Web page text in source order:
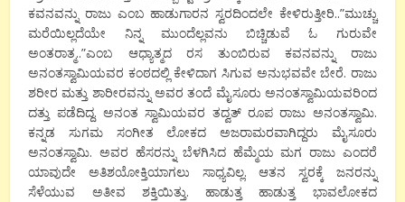
ಕವನವನ್ನು ರಾಜು ಎಂಬ ಹಾಡುಗಾರನ ಸ್ವರದಿಂದಲೇ ಕೇಳಿರುತ್ತೀರಿ..”ಮುಚ್ಚು
ಮರೆಯಿಲ್ಲದೆಯೇ ನಿನ್ನ ಮುಂದೆಲ್ಲವನು ಬಿಚ್ಚಿಡುವೆ ಓ ಗುರುವೇ
ಅಂತರಾತ್ಮ..”ಎಂಬ ಆಧ್ಯಾತ್ಮದ ರಸ ತುಂಬಿರುವ ಕವನವನ್ನು ರಾಜು
ಅನಂತಸ್ವಾಮಿಯವರ ಕಂಠದಲ್ಲಿ ಕೇಳಿದಾಗ ಸಿಗುವ ಅನುಭವವೇ ಬೇರೆ. ರಾಜು
ಶರೀರ ಮತ್ತು ಶಾರೀರವನ್ನು ಅವರ ತಂದೆ ಮೈಸೂರು ಅನಂತಸ್ವಾಮಿಯವರಿಂದ
ದತ್ತು ಪಡೆದಿದ್ದ. ಅನಂತ ಸ್ವಾಮಿಯವರ ತದ್ವತ್ ರೂಪ ರಾಜು ಅನಂತಸ್ವಾಮಿ.
ಕನ್ನಡ ಸುಗಮ ಸಂಗೀತ ಲೋಕದ ಅಜರಾಮರವಾಗಿದ್ದರು ಮೈಸೂರು
ಅನಂತಸ್ವಾಮಿ. ಅವರ ಹೆಸರನ್ನು ಬೆಳಗಿಸಿದ ಹೆಮ್ಮೆಯ ಮಗ ರಾಜು ಎಂದರೆ
ಯಾವುದೇ ಅತಿಶಯೋಕ್ತಿಯಾಗಲು ಸಾಧ್ಯವಿಲ್ಲ. ಆತನ ಸ್ವರಕ್ಕೆ ಜನರನ್ನು
ಸೆಳೆಯುವ ಅತೀವ ಶಕ್ತಿಯಿತ್ತು. ಹಾಡುತ್ತ ಹಾಡುತ್ತ ಭಾವಲೋಕದ